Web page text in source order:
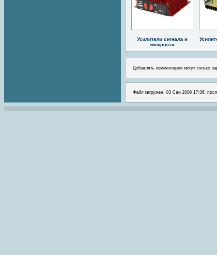
Усилители сигнала и
мощности
Добавлять комментарии могут только
Файл загружен: 03 Сен 2009 17:06,